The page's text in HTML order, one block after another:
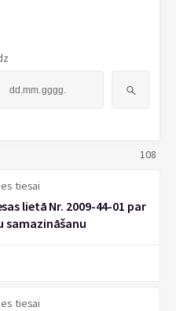
108
tiesai
lietā Nr. 2009-44-01 par
samazināšanu
tiesai